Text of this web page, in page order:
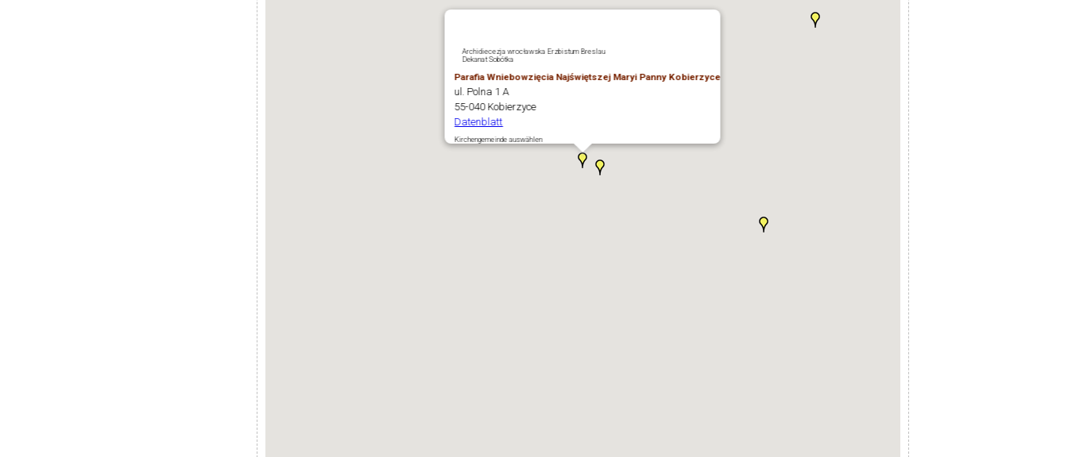
Archidiecezja wrocławska Erzbistum Breslau
Dekanat Sobótka
Parafia Wniebowzięcia Najświętszej Maryi Panny Kobierzyce
ul. Polna 1 A
55-040 Kobierzyce
Datenblatt
Kirchengemeinde auswählen